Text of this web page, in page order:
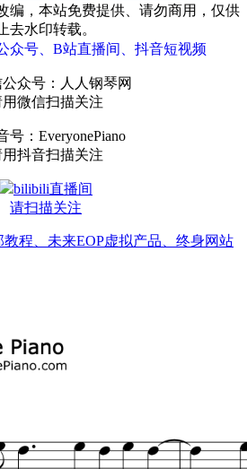
编，本站免费提供、请勿商用，仅供
去水印转载。
众号、B站直播间、抖音短视频
众号：人人钢琴网
用微信扫描关注
号：EveryonePiano
用抖音扫描关注
bilibili直播间
请扫描关注
程、未来EOP虚拟产品、终身网站